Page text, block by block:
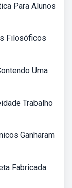
Para Alunos
Filosóficos
Uma
Trabalho
Ganharam
Fabricada